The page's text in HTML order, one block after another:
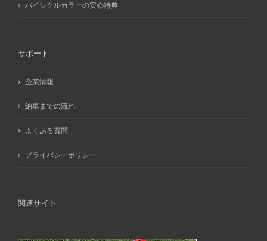
バイシクルカラーの安心特典
サポート
企業情報
納車までの流れ
よくある質問
プライバシーポリシー
関連サイト